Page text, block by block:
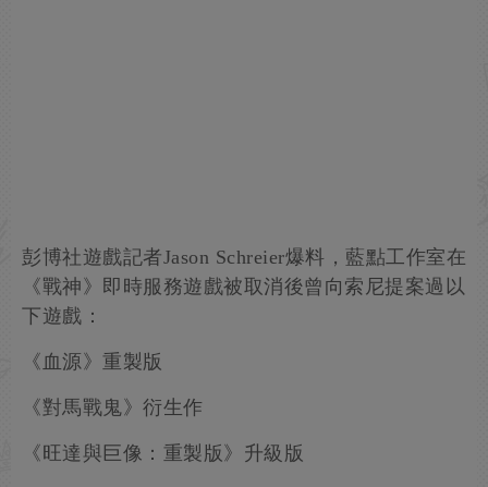
彭博社遊戲記者Jason Schreier爆料，藍點工作室在
《戰神》即時服務遊戲被取消後曾向索尼提案過以
下遊戲：
《血源》重製版
《對馬戰鬼》衍生作
《旺達與巨像：重製版》升級版